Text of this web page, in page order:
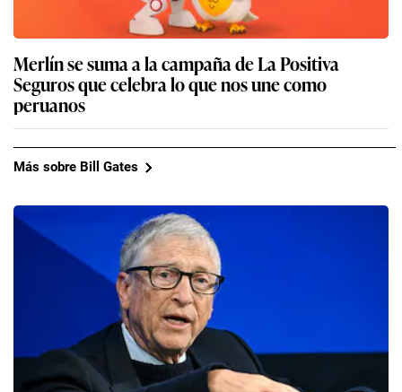
Merlín se suma a la campaña de La Positiva
Seguros que celebra lo que nos une como
peruanos
Más sobre Bill Gates